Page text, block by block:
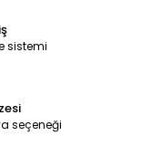
sistemi
seçeneği